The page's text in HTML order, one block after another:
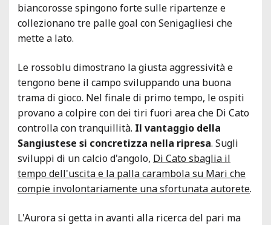
biancorosse spingono forte sulle ripartenze e
collezionano tre palle goal con Senigagliesi che
mette a lato.
Le rossoblu dimostrano la giusta aggressività e
tengono bene il campo sviluppando una buona
trama di gioco. Nel finale di primo tempo, le ospiti
provano a colpire con dei tiri fuori area che Di Cato
controlla con tranquillità. Il vantaggio della
Sangiustese si concretizza nella ripresa. Sugli
sviluppi di un calcio d'angolo, Di Cato sbaglia il
tempo dell'uscita e la palla carambola su Mari che
compie involontariamente una sfortunata autorete.
L'Aurora si getta in avanti alla ricerca del pari ma